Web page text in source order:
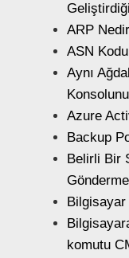
ARP
ASN
Aynı
Azure
Backup
Belirli Bir
Gönderme
komutu